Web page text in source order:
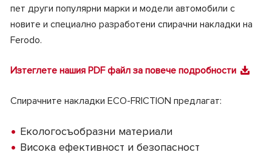
пет други популярни марки и модели автомобили с
новите и специално разработени спирачни накладки на
Ferodo.
Изтеглете нашия PDF файл за повече подробности
Спирачните накладки ECO-FRICTION предлагат:
Екологосъобразни материали
Висока ефективност и безопасност